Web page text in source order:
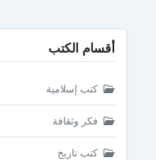
أقسام الكتب
كتب إسلامية
فكر وثقافة
كتب تاريخ